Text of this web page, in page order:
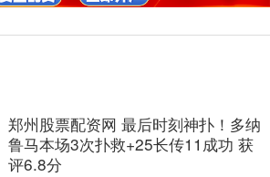
郑州股票配资网 最后时刻神扑！多纳
鲁马本场3次扑救+25长传11成功 获
评6.8分